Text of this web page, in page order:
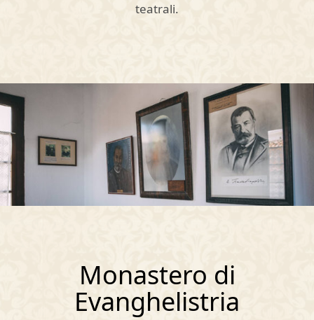
teatrali.
Monastero di
Evanghelistria